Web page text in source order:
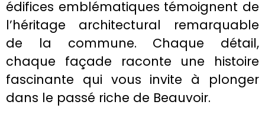
édifices emblématiques témoignent de
l’héritage architectural remarquable
de la commune. Chaque détail,
chaque façade raconte une histoire
fascinante qui vous invite à plonger
dans le passé riche de Beauvoir.